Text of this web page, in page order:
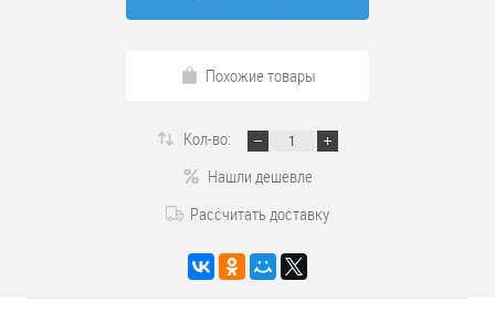
Похожие товары
Кол-во:
Нашли дешевле
Рассчитать доставку